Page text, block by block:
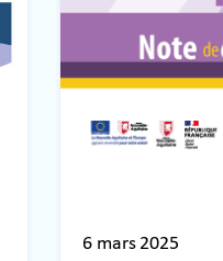
6 mars 2025